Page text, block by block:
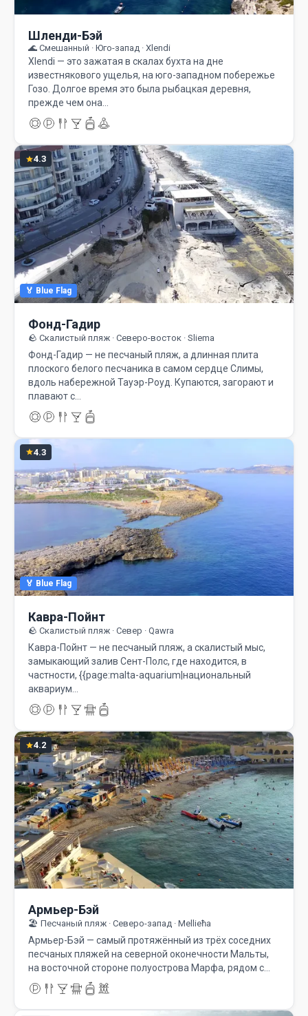
Шленди-Бэй
🌊 Смешанный · Юго-запад · Xlendi
Xlendi — это зажатая в скалах бухта на дне
известнякового ущелья, на юго-западном побережье
Гозо. Долгое время это была рыбацкая деревня,
прежде чем она…
4.3
🏅 Blue Flag
Фонд-Гадир
🪨 Скалистый пляж · Северо-восток · Sliema
Фонд-Гадир — не песчаный пляж, а длинная плита
плоского белого песчаника в самом сердце Слимы,
вдоль набережной Тауэр-Роуд. Купаются, загорают и
плавают с…
4.3
🏅 Blue Flag
Кавра-Пойнт
🪨 Скалистый пляж · Север · Qawra
Кавра-Пойнт — не песчаный пляж, а скалистый мыс,
замыкающий залив Сент-Полс, где находится, в
частности, {{page:malta-aquarium|национальный
аквариум…
4.2
Армьер-Бэй
🏖️ Песчаный пляж · Северо-запад · Mellieħa
Армьер-Бэй — самый протяжённый из трёх соседних
песчаных пляжей на северной оконечности Мальты,
на восточной стороне полуострова Марфа, рядом с…